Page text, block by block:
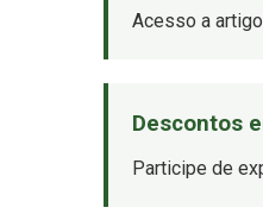
Acesso a
Descontos
Participe de